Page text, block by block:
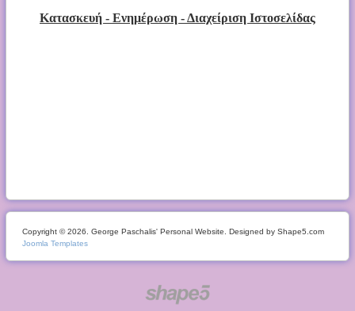
Κατασκευή - Ενημέρωση - Διαχείριση Ιστοσελίδας
Copyright © 2026. George Paschalis' Personal Website. Designed by Shape5.com
Joomla Templates